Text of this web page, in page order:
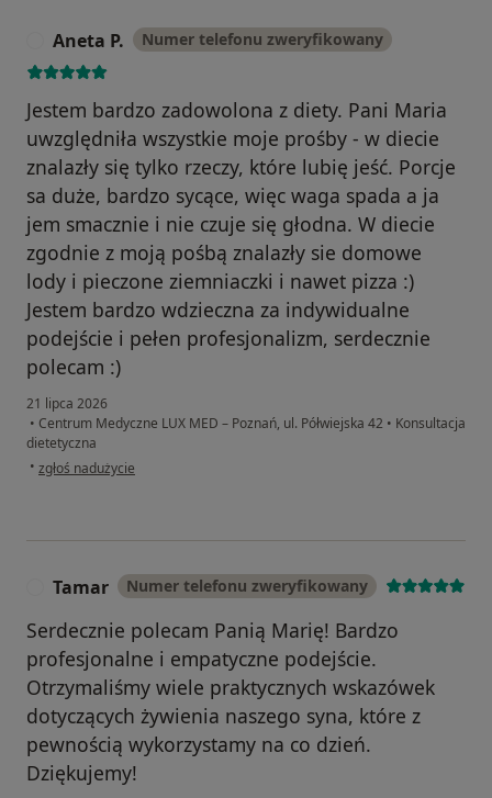
Aneta P. Numer telefonu zweryfikowany
Jestem bardzo zadowolona z diety. Pani Maria
uwzględniła wszystkie moje prośby - w diecie
znalazły się tylko rzeczy, które lubię jeść. Porcje
sa duże, bardzo sycące, więc waga spada a ja
jem smacznie i nie czuje się głodna. W diecie
zgodnie z moją pośbą znalazły sie domowe
lody i pieczone ziemniaczki i nawet pizza :)
Jestem bardzo wdzieczna za indywidualne
podejście i pełen profesjonalizm, serdecznie
polecam :)
21 lipca 2026
• Centrum Medyczne LUX MED – Poznań, ul. Półwiejska 42 • Konsultacja
dietetyczna
• w opinii użytkownika Aneta P.
zgłoś nadużycie
Tamar Numer telefonu zweryfikowany
Serdecznie polecam Panią Marię! Bardzo
profesjonalne i empatyczne podejście.
Otrzymaliśmy wiele praktycznych wskazówek
dotyczących żywienia naszego syna, które z
pewnością wykorzystamy na co dzień.
Dziękujemy!